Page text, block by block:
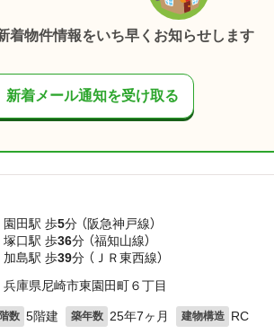
着物件情報をいち早くお知らせします
新着メール通知を受け取る
園田駅 歩5分 （阪急神戸線）
塚口駅 歩36分 （福知山線）
加島駅 歩39分 （ＪＲ東西線）
兵庫県尼崎市東園田町６丁目
数 5階建 築年数 25年7ヶ月 建物構造 RC